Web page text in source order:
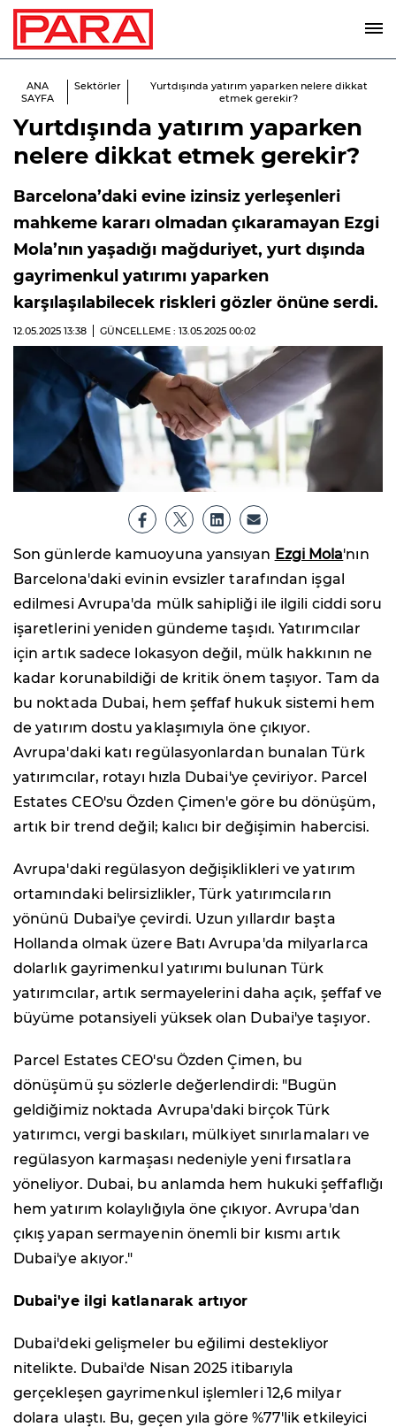
ANA
SAYFA
Sektörler
Yurtdışında yatırım yaparken nelere dikkat
etmek gerekir?
Yurtdışında yatırım yaparken
nelere dikkat etmek gerekir?
Barcelona’daki evine izinsiz yerleşenleri
mahkeme kararı olmadan çıkaramayan Ezgi
Mola’nın yaşadığı mağduriyet, yurt dışında
gayrimenkul yatırımı yaparken
karşılaşılabilecek riskleri gözler önüne serdi.
12.05.2025 13:38 GÜNCELLEME : 13.05.2025 00:02
Son günlerde kamuoyuna yansıyan Ezgi Mola'nın
Barcelona'daki evinin evsizler tarafından işgal
edilmesi Avrupa'da mülk sahipliği ile ilgili ciddi soru
işaretlerini yeniden gündeme taşıdı. Yatırımcılar
için artık sadece lokasyon değil, mülk hakkının ne
kadar korunabildiği de kritik önem taşıyor. Tam da
bu noktada Dubai, hem şeffaf hukuk sistemi hem
de yatırım dostu yaklaşımıyla öne çıkıyor.
Avrupa'daki katı regülasyonlardan bunalan Türk
yatırımcılar, rotayı hızla Dubai'ye çeviriyor. Parcel
Estates CEO'su Özden Çimen'e göre bu dönüşüm,
artık bir trend değil; kalıcı bir değişimin habercisi.
Avrupa'daki regülasyon değişiklikleri ve yatırım
ortamındaki belirsizlikler, Türk yatırımcıların
yönünü Dubai'ye çevirdi. Uzun yıllardır başta
Hollanda olmak üzere Batı Avrupa'da milyarlarca
dolarlık gayrimenkul yatırımı bulunan Türk
yatırımcılar, artık sermayelerini daha açık, şeffaf ve
büyüme potansiyeli yüksek olan Dubai'ye taşıyor.
Parcel Estates CEO'su Özden Çimen, bu
dönüşümü şu sözlerle değerlendirdi: "Bugün
geldiğimiz noktada Avrupa'daki birçok Türk
yatırımcı, vergi baskıları, mülkiyet sınırlamaları ve
regülasyon karmaşası nedeniyle yeni fırsatlara
yöneliyor. Dubai, bu anlamda hem hukuki şeffaflığı
hem yatırım kolaylığıyla öne çıkıyor. Avrupa'dan
çıkış yapan sermayenin önemli bir kısmı artık
Dubai'ye akıyor."
Dubai'ye ilgi katlanarak artıyor
Dubai'deki gelişmeler bu eğilimi destekliyor
nitelikte. Dubai'de Nisan 2025 itibarıyla
gerçekleşen gayrimenkul işlemleri 12,6 milyar
dolara ulaştı. Bu, geçen yıla göre %77'lik etkileyici